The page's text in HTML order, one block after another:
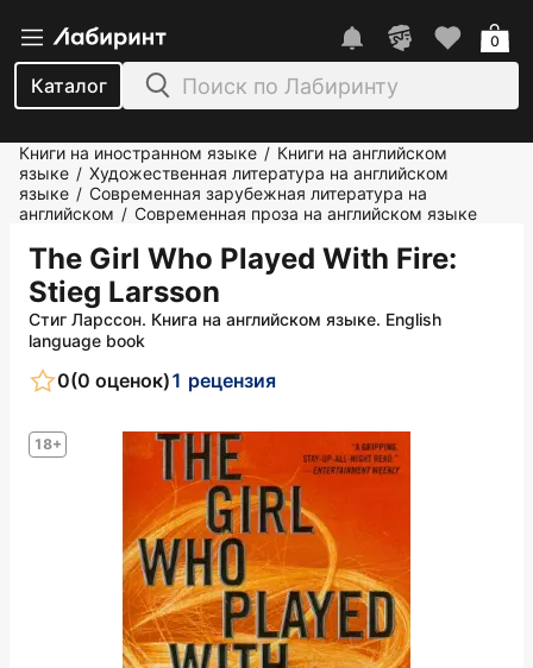
Каталог
0
Книги на иностранном языке / Книги на английском
языке / Художественная литература на английском
языке / Современная зарубежная литература на
английском / Современная проза на английском языке
The Girl Who Played With Fire:
Stieg Larsson
Стиг Ларссон. Книга на английском языке. English
language book
18+
0(0 оценок)1 рецензия